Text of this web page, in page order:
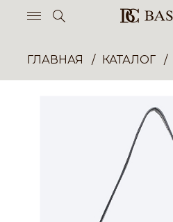
ГЛАВНАЯ КАТАЛОГ